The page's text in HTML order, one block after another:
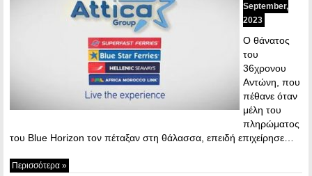
September,
2023
Ο θάνατος
του
36χρονου
Αντώνη, που
πέθανε όταν
μέλη του
πληρώματος
του Blue Horizon τον πέταξαν στη θάλασσα, επειδή επιχείρησε…
Περισσότερα »